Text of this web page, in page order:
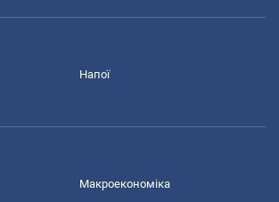
Напої
Макроекономіка